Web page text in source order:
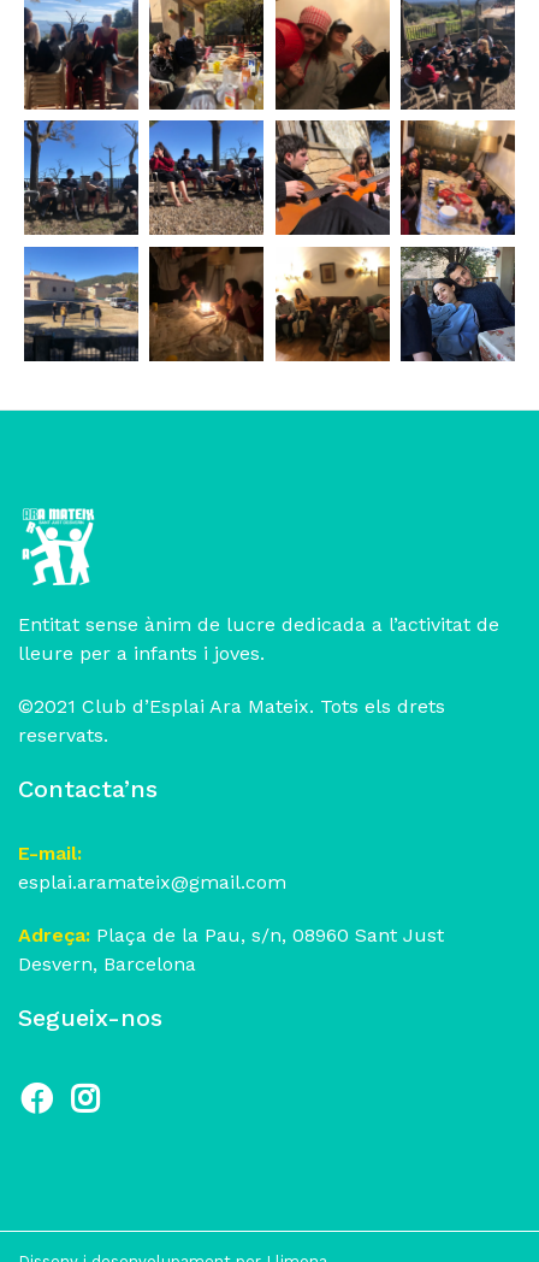
Entitat sense ànim de lucre dedicada a l’activitat de
lleure per a infants i joves.
©2021 Club d’Esplai Ara Mateix. Tots els drets
reservats.
Contacta’ns
E-mail:
esplai.aramateix@gmail.com
Adreça: Plaça de la Pau, s/n, 08960 Sant Just
Desvern, Barcelona
Segueix-nos